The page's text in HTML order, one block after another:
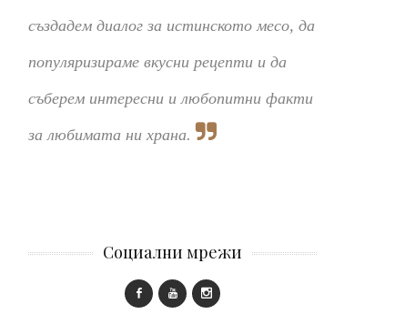
създадем диалог за истинското месо, да
популяризираме вкусни рецепти и да
съберем интересни и любопитни факти
за любимата ни храна.
Социални мрежи